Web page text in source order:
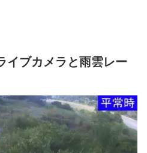
イブカメラと雨雲レー